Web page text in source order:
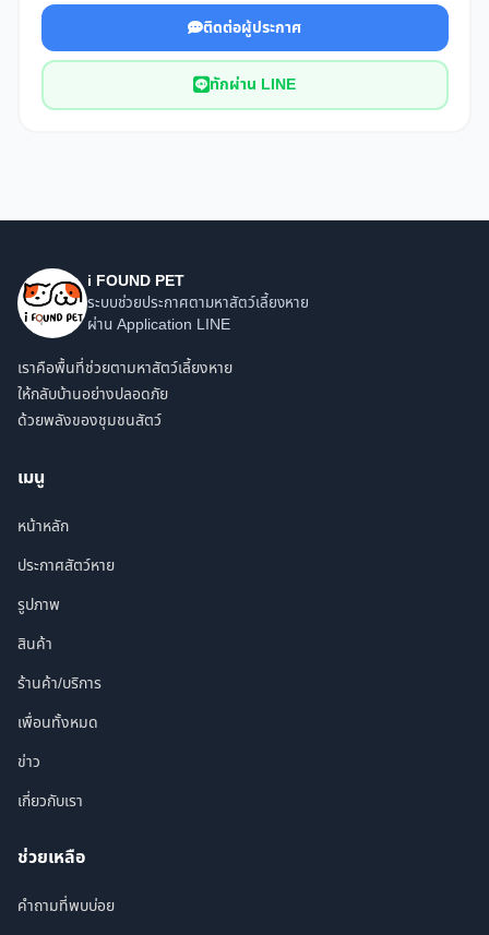
ติดต่อผู้ประกาศ
ทักผ่าน LINE
i FOUND PET
ระบบช่วยประกาศตามหาสัตว์เลี้ยงหาย
ผ่าน Application LINE
เราคือพื้นที่ช่วยตามหาสัตว์เลี้ยงหาย
ให้กลับบ้านอย่างปลอดภัย
ด้วยพลังของชุมชนสัตว์
เมนู
หน้าหลัก
ประกาศสัตว์หาย
รูปภาพ
สินค้า
ร้านค้า/บริการ
เพื่อนทั้งหมด
ข่าว
เกี่ยวกับเรา
ช่วยเหลือ
คำถามที่พบบ่อย